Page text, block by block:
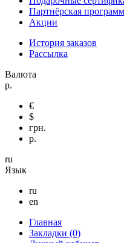
Партнёрская
Акции
История заказов
Рассылка
Валюта
р.
€
$
грн.
р.
ru
Язык
ru
en
Главная
Закладки (0)